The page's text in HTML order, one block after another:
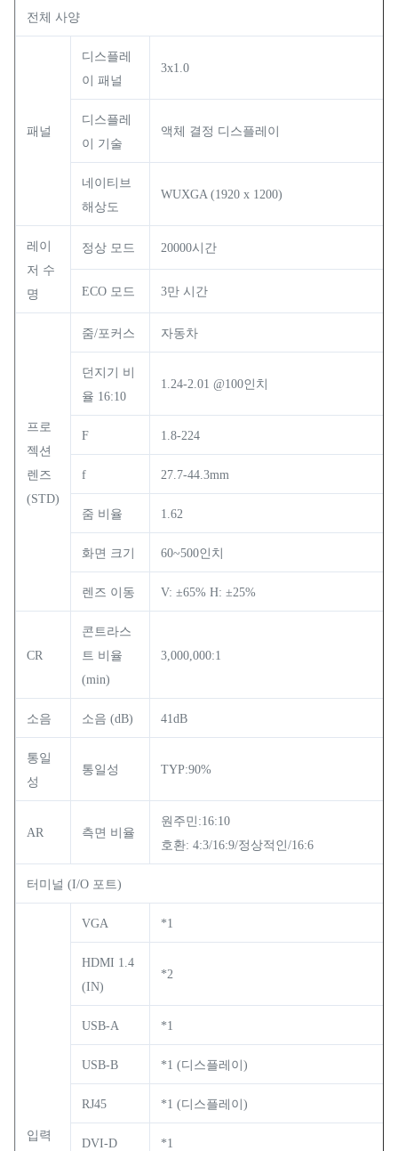
전체 사양
패널
디스플레
이 패널
3x1.0
디스플레
이 기술
액체 결정 디스플레이
네이티브
해상도
WUXGA (1920 x 1200)
레이
저 수
명
정상 모드 20000시간
ECO 모드 3만 시간
프로
젝션
렌즈
(STD)
줌/포커스 자동차
던지기 비
율 16:10
1.24-2.01 @100인치
F 1.8-224
f 27.7-44.3mm
줌 비율 1.62
화면 크기 60~500인치
렌즈 이동 V: ±65% H: ±25%
CR
콘트라스
트 비율
(min)
3,000,000:1
소음 소음 (dB) 41dB
통일
성
통일성 TYP:90%
AR 측면 비율
원주민:16:10
호환: 4:3/16:9/정상적인/16:6
터미널 (I/O 포트)
입력
VGA *1
HDMI 1.4
(IN)
*2
USB-A *1
USB-B *1 (디스플레이)
RJ45 *1 (디스플레이)
DVI-D *1